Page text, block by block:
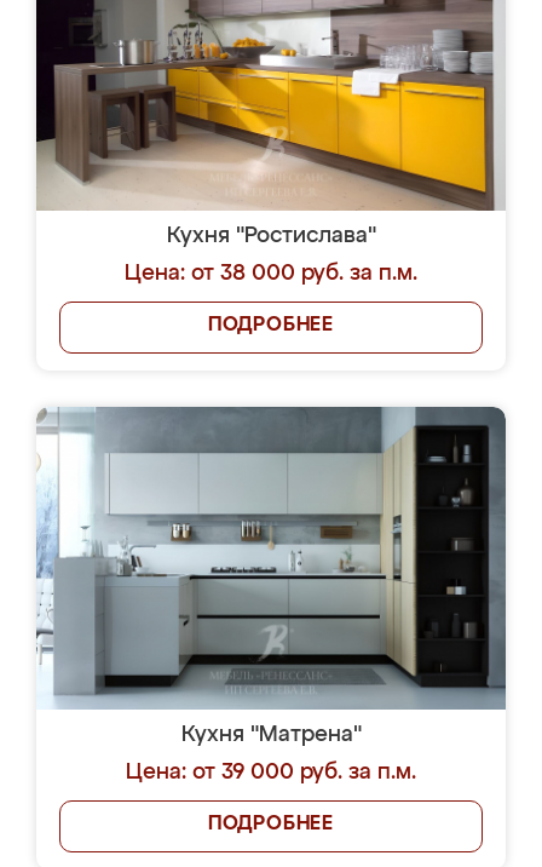
Кухня "Ростислава"
Цена: от 38 000 руб. за п.м.
ПОДРОБНЕЕ
Кухня "Матрена"
Цена: от 39 000 руб. за п.м.
ПОДРОБНЕЕ